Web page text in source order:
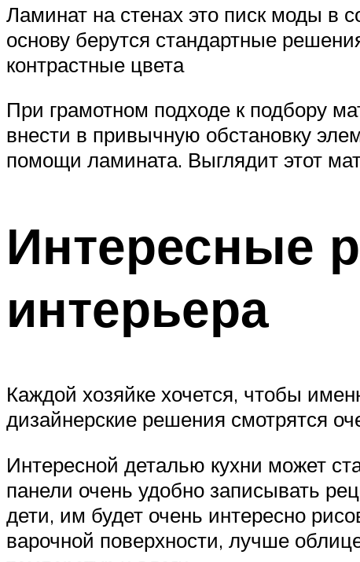
Ламинат на стенах это писк моды в
основу берутся стандартные
контрастные цвета
При грамотном подходе к подбору
внести в привычную обстановку
помощи ламината. Выглядит этот
Интересные
интерьера
Каждой хозяйке хочется, чтобы
дизайнерские решения смотрятся
Интересной деталью кухни может
панели очень удобно записывать
дети, им будет очень интересно
варочной поверхности, лучше